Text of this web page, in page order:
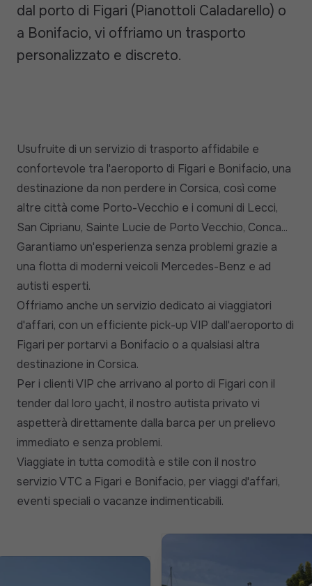
dal porto di Figari (Pianottoli Caladarello) o
a Bonifacio, vi offriamo un trasporto
personalizzato e discreto.
Usufruite di un servizio di trasporto affidabile e
confortevole tra l'aeroporto di Figari e Bonifacio, una
destinazione da non perdere in Corsica, così come
altre città come Porto-Vecchio e i comuni di Lecci,
San Ciprianu, Sainte Lucie de Porto Vecchio, Conca...
Garantiamo un'esperienza senza problemi grazie a
una flotta di moderni veicoli Mercedes-Benz e ad
autisti esperti.
Offriamo anche un servizio dedicato ai viaggiatori
d'affari, con un efficiente pick-up VIP dall'aeroporto di
Figari per portarvi a Bonifacio o a qualsiasi altra
destinazione in Corsica.
Per i clienti VIP che arrivano al porto di Figari con il
tender dal loro yacht, il nostro autista privato vi
aspetterà direttamente dalla barca per un prelievo
immediato e senza problemi.
Viaggiate in tutta comodità e stile con il nostro
servizio VTC a Figari e Bonifacio, per viaggi d'affari,
eventi speciali o vacanze indimenticabili.